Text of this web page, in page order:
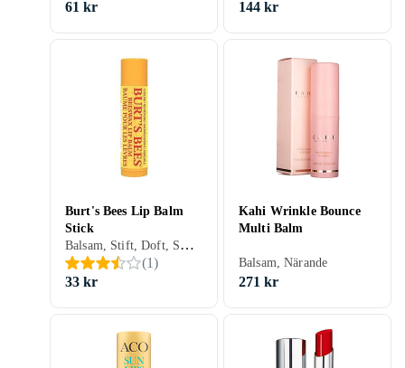
61 kr 144 kr
Burt's Bees Lip Balm
Stick
Balsam, Stift, Doft, Smak, Återfuktande, Reparerande, Närande, Vitamin E, Beeswax, Eco
(1)
33 kr
Kahi Wrinkle Bounce
Multi Balm
Balsam, Närande
271 kr